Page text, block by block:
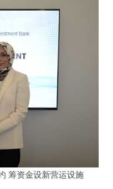
筹资金设新营运设施